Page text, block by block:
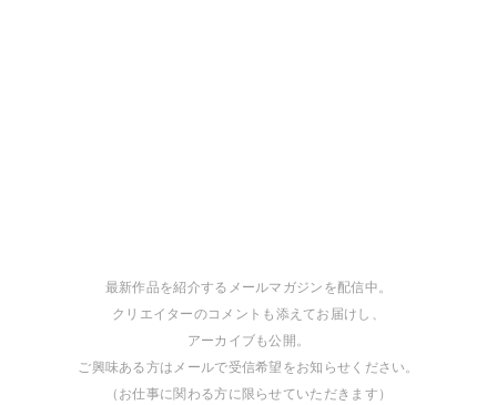
最新作品を紹介するメールマガジンを配信中。
クリエイターのコメントも添えてお届けし、
アーカイブも公開。
ご興味ある方はメールで受信希望をお知らせください。
（お仕事に関わる方に限らせていただきます）